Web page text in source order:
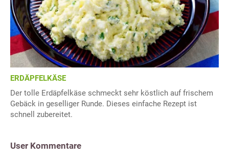
ERDÄPFELKÄSE
Der tolle Erdäpfelkäse schmeckt sehr köstlich auf frischem
Gebäck in geselliger Runde. Dieses einfache Rezept ist
schnell zubereitet.
User Kommentare